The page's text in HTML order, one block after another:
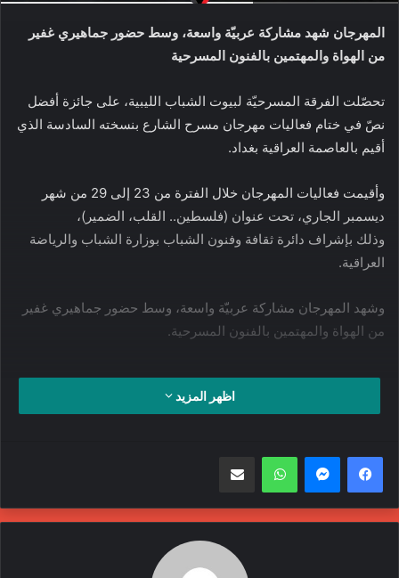
المهرجان شهد مشاركة عربيّة واسعة، وسط حضور جماهيري غفير
من الهواة والمهتمين بالفنون المسرحية
تحصّلت الفرقة المسرحيّة لبيوت الشباب الليبية، على جائزة أفضل
نصّ في ختام فعاليات مهرجان مسرح الشارع بنسخته السادسة الذي
أقيم بالعاصمة العراقية بغداد.
وأقيمت فعاليات المهرجان خلال الفترة من 23 إلى 29 من شهر
ديسمبر الجاري، تحت عنوان (فلسطين.. القلب، الضمير)،
وذلك بإشراف دائرة ثقافة وفنون الشباب بوزارة الشباب والرياضة
العراقية.
وشهد المهرجان مشاركة عربيّة واسعة، وسط حضور جماهيري غفير
من الهواة والمهتمين بالفنون المسرحية.
فن
اظهر المزيد
واتساب